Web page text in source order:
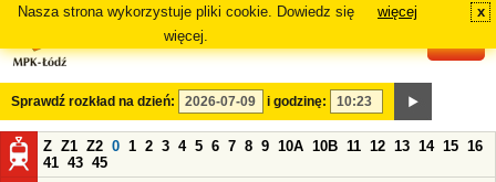
Nasza strona wykorzystuje pliki cookie. Dowiedz się
więcej.
więcej x
Sprawdź rozkład na dzień: i godzinę:
Z Z1 Z2 0 1 2 3 4 5 6 7 8 9 10A 10B 11 12 13 14 15 16
41 43 45